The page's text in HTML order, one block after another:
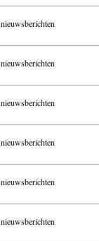
nieuwsberichten
nieuwsberichten
nieuwsberichten
nieuwsberichten
nieuwsberichten
nieuwsberichten